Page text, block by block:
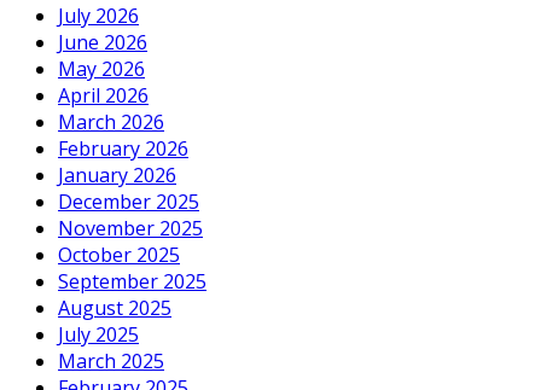
July 2026
June 2026
May 2026
April 2026
March 2026
February 2026
January 2026
December 2025
November 2025
October 2025
September 2025
August 2025
July 2025
March 2025